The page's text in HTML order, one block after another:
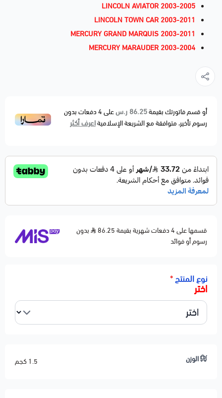
LINCOLN AVIATOR 2003-2005
LINCOLN TOWN CAR 2003-2011
MERCURY GRAND MARQUIS 2003-2011
MERCURY MARAUDER 2003-2004
أو قسم فاتورتك بقيمة86.25 ر.س على4دفعات بدون
رسوم تأخير، متوافقة مع الشريعة الإسلاميةاعرف أكثر
قسمها على 4 دفعات شهرية بقيمة 86.25
بدون
رسوم أو فوائد
نوع المنتج*
اختر
الوزن 1.5 كجم